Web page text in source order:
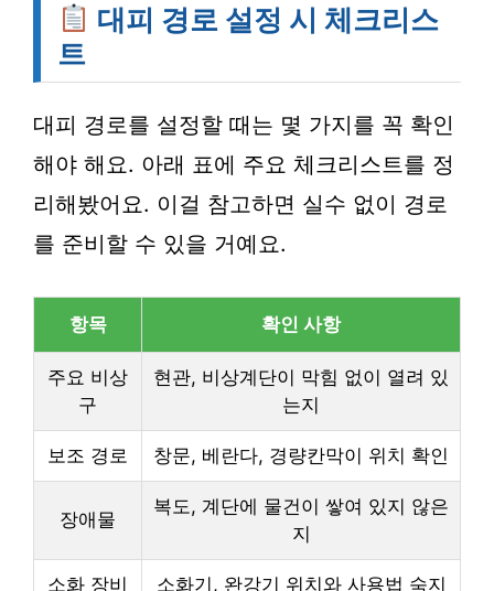
대피 경로 설정 시 체크리스
트
대피 경로를 설정할 때는 몇 가지를 꼭 확인
해야 해요. 아래 표에 주요 체크리스트를 정
리해봤어요. 이걸 참고하면 실수 없이 경로
를 준비할 수 있을 거예요.
항목 확인 사항
주요 비상
구
현관, 비상계단이 막힘 없이 열려 있
는지
보조 경로 창문, 베란다, 경량칸막이 위치 확인
장애물
복도, 계단에 물건이 쌓여 있지 않은
지
소화 장비 소화기, 완강기 위치와 사용법 숙지